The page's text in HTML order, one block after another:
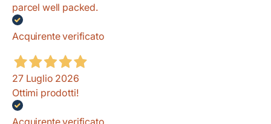
parcel well packed.
Acquirente verificato
27 Luglio 2026
Ottimi prodotti!
Acquirente verificato